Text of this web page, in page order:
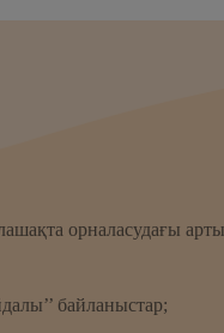
орналасудағы
байланыстар;